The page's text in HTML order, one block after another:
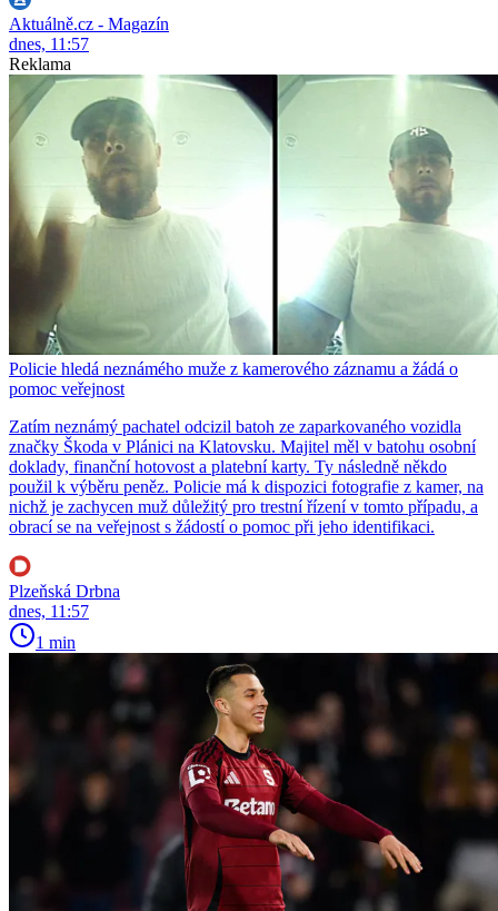
Aktuálně.cz - Magazín
dnes, 11:57
Reklama
Policie hledá neznámého muže z kamerového záznamu a žádá o
pomoc veřejnost
Zatím neznámý pachatel odcizil batoh ze zaparkovaného vozidla
značky Škoda v Plánici na Klatovsku. Majitel měl v batohu osobní
doklady, finanční hotovost a platební karty. Ty následně někdo
použil k výběru peněz. Policie má k dispozici fotografie z kamer, na
nichž je zachycen muž důležitý pro trestní řízení v tomto případu, a
obrací se na veřejnost s žádostí o pomoc při jeho identifikaci.
Plzeňská Drbna
dnes, 11:57
1 min